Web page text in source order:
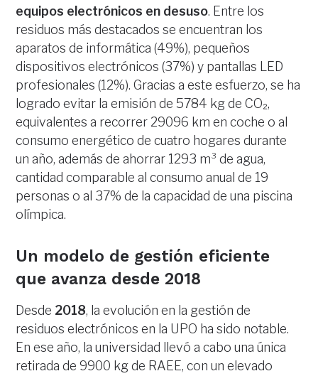
equipos electrónicos en desuso. Entre los
residuos más destacados se encuentran los
aparatos de informática (49%), pequeños
dispositivos electrónicos (37%) y pantallas LED
profesionales (12%). Gracias a este esfuerzo, se ha
logrado evitar la emisión de 5784 kg de CO₂,
equivalentes a recorrer 29096 km en coche o al
consumo energético de cuatro hogares durante
un año, además de ahorrar 1293 m³ de agua,
cantidad comparable al consumo anual de 19
personas o al 37% de la capacidad de una piscina
olímpica.
Un modelo de gestión eficiente
que avanza desde 2018
Desde 2018, la evolución en la gestión de
residuos electrónicos en la UPO ha sido notable.
En ese año, la universidad llevó a cabo una única
retirada de 9900 kg de RAEE, con un elevado